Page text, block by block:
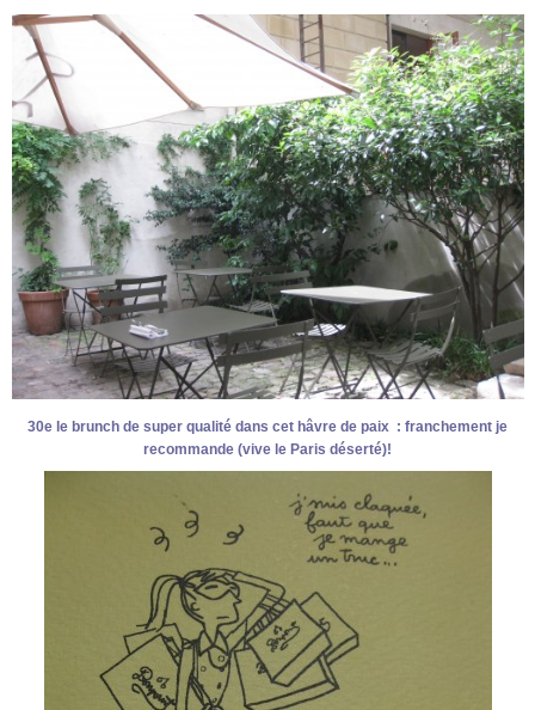
30e le brunch de super qualité dans cet hâvre de paix : franchement je
recommande (vive le Paris déserté)!